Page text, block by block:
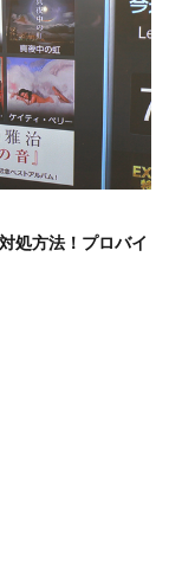
処方法！プロバイ